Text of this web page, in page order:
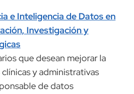
e Inteligencia de Datos en
Investigación y
que desean mejorar la
y administrativas
de datos